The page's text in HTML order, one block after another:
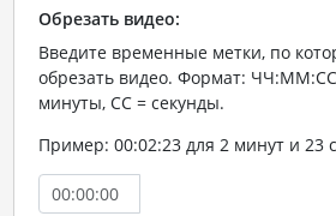
Обрезать видео:
Введите временные метки, по
обрезать видео. Формат:
минуты, СС = секунды.
Пример: 00:02:23 для 2 минут и 23